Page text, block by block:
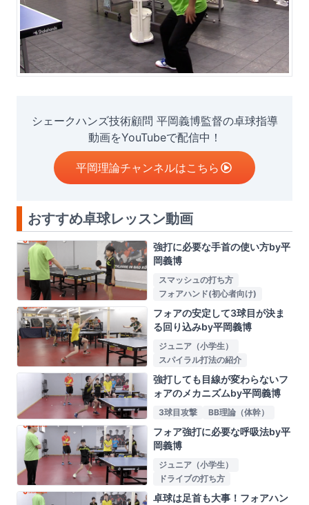
シェークハンズ技術顧問 平岡義博監督の卓球指導
動画をYouTubeで配信中！
平岡理論チャンネルはこちら
おすすめ卓球レッスン動画
強打に必要な手首の使い方by平
岡義博
スマッシュの打ち方
フォアハンド(初心者向け)
フォアの安定して3球目が決ま
る回り込みby平岡義博
ジュニア（小学生）
スパイラル打法の紹介
強打しても目線が変わらないフ
ォアのメカニズムby平岡義博
3球目攻撃 BB理論（体幹）
フォア強打に必要な呼吸法by平
岡義博
ジュニア（小学生）
ドライブの打ち方
卓球は足首も大事！フォアハン